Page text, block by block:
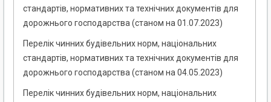
стандартів, нормативних та технічних документів для
дорожнього господарства (станом на 01.07.2023)
Перелік чинних будівельних норм, національних
стандартів, нормативних та технічних документів для
дорожнього господарства (станом на 04.05.2023)
Перелік чинних будівельних норм, національних